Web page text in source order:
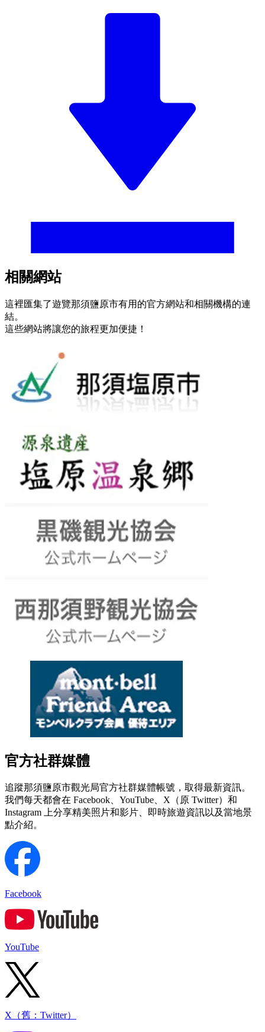
相關網站
這裡匯集了遊覽那須鹽原市有用的官方網站和相關機構的連
結。
這些網站將讓您的旅程更加便捷！
官方社群媒體
追蹤那須鹽原市觀光局官方社群媒體帳號，取得最新資訊。
我們每天都會在 Facebook、YouTube、X（原 Twitter）和
Instagram 上分享精美照片和影片、即時旅遊資訊以及當地景
點介紹。
Facebook
YouTube
X（舊：Twitter）